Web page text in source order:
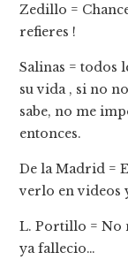
Zedillo =
refieres !
Salinas = todos
su vida , si no
sabe, no me
entonces.
De la Madrid =
verlo en videos
L. Portillo = No
ya fallecio…